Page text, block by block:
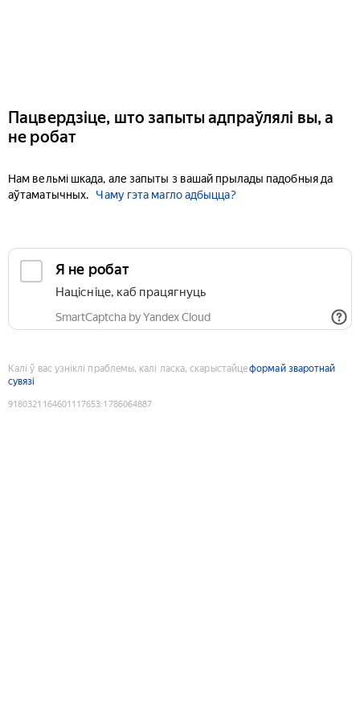
Пацвердзіце, што запыты адпраўлялі вы, а
не робат
Нам вельмі шкада, але запыты з вашай прылады падобныя да
аўтаматычных.
Чаму гэта магло адбыцца?
Я не робат
Націсніце, каб працягнуць
SmartCaptcha by Yandex Cloud
Калі ў вас узніклі праблемы, калі ласка, скарыстайцеформай зваротнай
сувязі
9180321164601117653:1786064887